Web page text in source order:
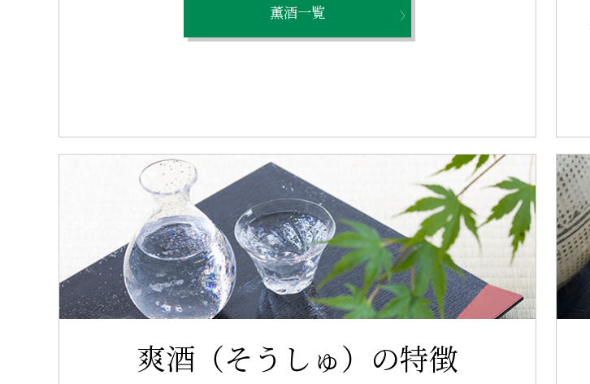
薫酒一覧
爽酒（そうしゅ）の特徴